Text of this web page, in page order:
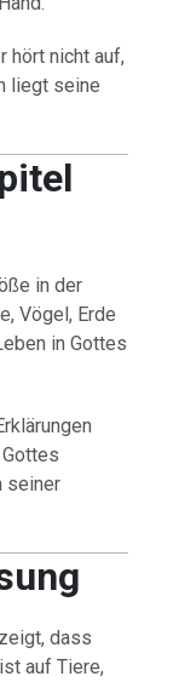
hört nicht auf,
liegt seine
in der
Vögel, Erde
in Gottes
seiner
dass
auf Tiere,